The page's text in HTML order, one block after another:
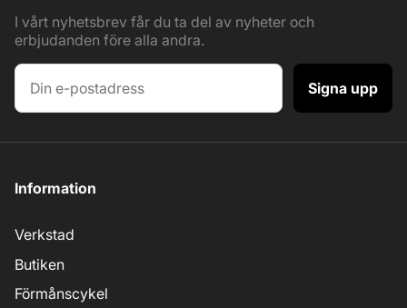
I vårt nyhetsbrev får du ta del av nyheter och
erbjudanden före alla andra.
Signa upp
Information
Verkstad
Butiken
Förmånscykel